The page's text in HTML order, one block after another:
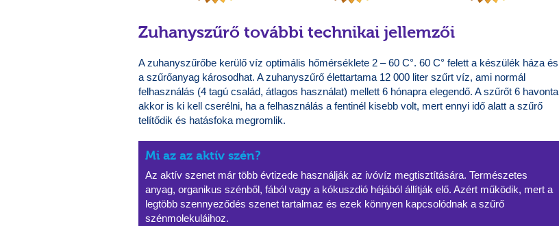
Zuhanyszűrő további technikai jellemzői
A zuhanyszűrőbe kerülő víz optimális hőmérséklete 2 – 60 C°. 60 C° felett a készülék háza és
a szűrőanyag károsodhat. A zuhanyszűrő élettartama 12 000 liter szűrt víz, ami normál
felhasználás (4 tagú család, átlagos használat) mellett 6 hónapra elegendő. A szűrőt 6 havonta
akkor is ki kell cserélni, ha a felhasználás a fentinél kisebb volt, mert ennyi idő alatt a szűrő
telítődik és hatásfoka megromlik.
Mi az az aktív szén?
Az aktív szenet már több évtizede használják az ivóvíz megtisztítására. Természetes
anyag, organikus szénből, fából vagy a kókuszdió héjából állítják elő. Azért működik, mert a
legtöbb szennyeződés szenet tartalmaz és ezek könnyen kapcsolódnak a szűrő
szénmolekuláihoz.